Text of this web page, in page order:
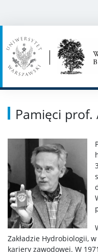
Organizacje
Regulaminy i akty
Rekrutacja projekty
Rekrutacja na
PRACOWNIK
Pamięci prof.
Zakładzie Hydrobiologii,
kariery zawodowej. W